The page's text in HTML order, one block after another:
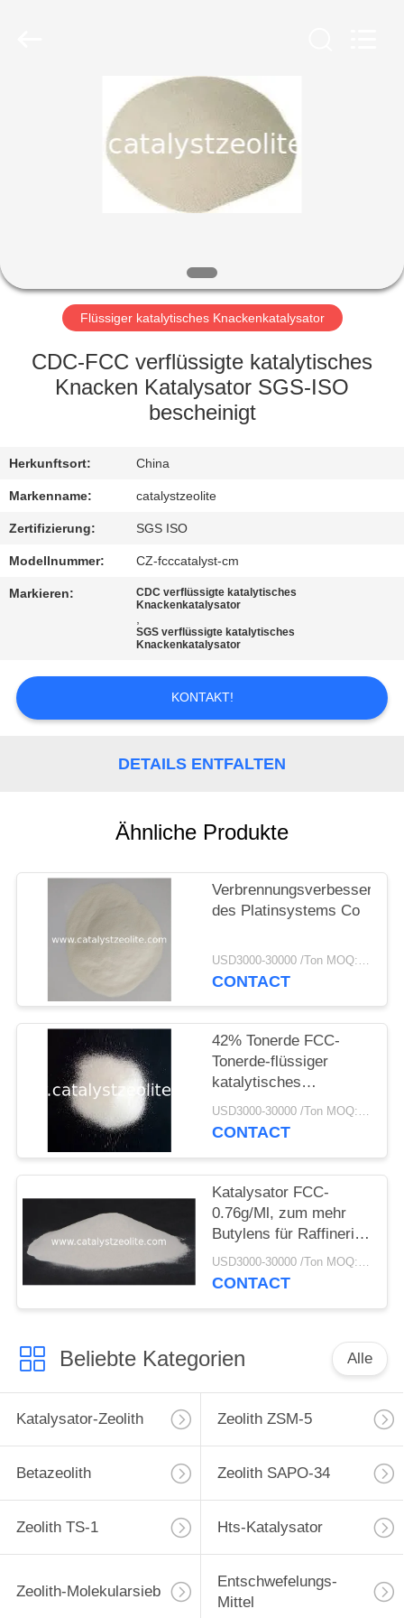
PRODUKTE
FABRIK-
AUSFLUG
QUALITÄTSKONTROLLE
SIE
MIT
UNS
IN
VERBINDUNG
NACHRICHTEN
FÄLLE
Flüssiger katalytisches Knackenkatalysator
CDC-FCC verflüssigte katalytisches
Knacken Katalysator SGS-ISO
bescheinigt
Herkunftsort: China
Markenname: catalystzeolite
Zertifizierung: SGS ISO
Modellnummer: CZ-fcccatalyst-cm
Markieren:
CDC verflüssigte katalytisches
Knackenkatalysator
,
SGS verflüssigte katalytisches
Knackenkatalysator
KONTAKT!
DETAILS ENTFALTEN
Ähnliche Produkte
Verbrennungsverbesserer
des Platinsystems Co
USD3000-30000 /Ton MOQ:1 Kilogramm
CONTACT
42% Tonerde FCC-
Tonerde-flüssiger
katalytisches
Knackenkatalysator
USD3000-30000 /Ton MOQ:1 Kilogramm
CONTACT
Katalysator FCC-
0.76g/Ml, zum mehr
Butylens für Raffinerien
zu liefern
USD3000-30000 /Ton MOQ:1 Kilogramm
CONTACT
Beliebte Kategorien Alle
Katalysator-Zeolith Zeolith ZSM-5
Betazeolith Zeolith SAPO-34
Zeolith TS-1 Hts-Katalysator
Zeolith-Molekularsieb
Entschwefelungs-
Mittel